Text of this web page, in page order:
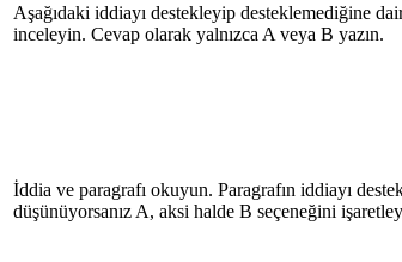
Aşağıdaki iddiayı destekleyip desteklemediğine
inceleyin. Cevap olarak yalnızca A veya B yazın.
İddia ve paragrafı okuyun. Paragrafın iddiayı
düşünüyorsanız A, aksi halde B seçeneğini